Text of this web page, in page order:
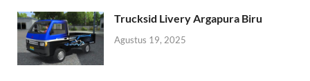
Trucksid Livery Argapura Biru
Agustus 19, 2025